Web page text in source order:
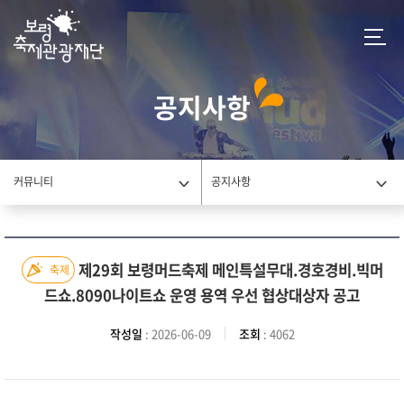
공지사항
커뮤니티 공지사항
축제 제29회 보령머드축제 메인특설무대.경호경비.빅머
드쇼.8090나이트쇼 운영 용역 우선 협상대상자 공고
작성일 : 2026-06-09 조회 : 4062